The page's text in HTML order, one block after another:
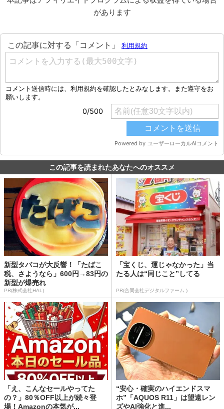
があります
この記事を読まれたあなたへのオススメ
新型タバコが大反響！「たばこ
税、さようなら」600円→83円の
新型が爆売れ
PR(株式会社HAL)
「宝くじ、運じゃなかった」当
たる人は“同じこと”してる
PR(合同会社デジタルファーム )
「え、こんなセールやってた
の？」80％OFF以上が続々登
場！Amazonの本気が...
“安心・確実のハイエンドスマ
ホ”「AQUOS R11」は望遠レン
ズやAI強化と進...